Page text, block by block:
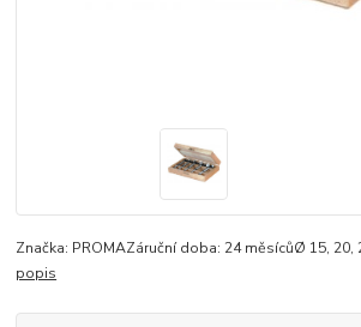
Značka: PROMAZáruční doba: 24 měsícůØ 15, 20,
popis